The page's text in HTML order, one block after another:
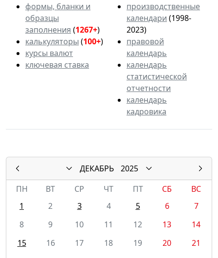
формы, бланки и
образцы
заполнения (1267+)
калькуляторы (100+)
курсы валют
ключевая ставка
производственные
календари (1998-
2023)
правовой
календарь
календарь
статистической
отчетности
календарь
кадровика
ДЕКАБРЬ
2025
ПН
ВТ СР ЧТ ПТ СБ
ВС
1
2 3 4 5 6
7
8
9 10 11 12 13
14
15
16 17 18 19 20
21